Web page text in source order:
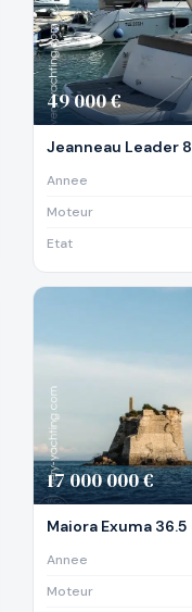
49 000 €
Jeanneau Leader 8
Annee
Moteur
Etat
17 000 000 €
Maiora Exuma 36.5
Annee
Moteur